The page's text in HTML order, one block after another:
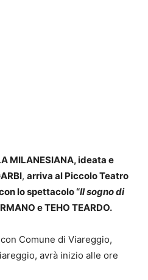
MILANESIANA, ideata e
, arriva al Piccolo Teatro
lo spettacolo “Il sogno di
e TEHO TEARDO.
Comune di Viareggio,
avrà inizio alle ore